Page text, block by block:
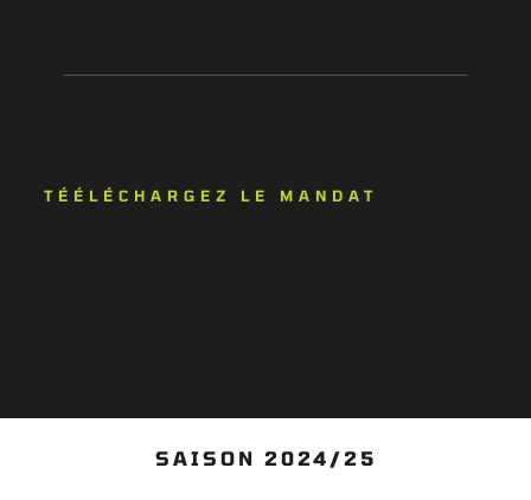
TÉÉLÉCHARGEZ LE MANDAT
SAISON 2024/25